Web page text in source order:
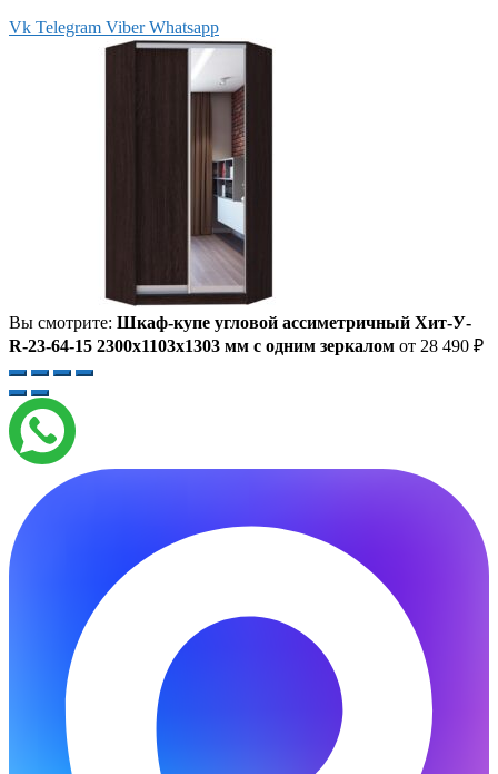
Vk Telegram Viber Whatsapp
Вы смотрите: Шкаф-купе угловой ассиметричный Хит-У-
R-23-64-15 2300x1103x1303 мм с одним зеркалом от 28 490 ₽